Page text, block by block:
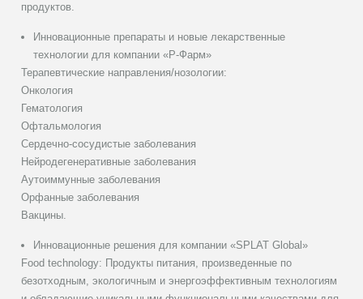
продуктов.
Инновационные препараты и новые лекарственные
технологии для компании «Р-Фарм»
Терапевтические направления/нозологии:
Онкология
Гематология
Офтальмология
Сердечно-сосудистые заболевания
Нейродегенеративные заболевания
Аутоиммунные заболевания
Орфанные заболевания
Вакцины.
Инновационные решения для компании «SPLAT Global»
Food technology: Продукты питания, произведенные по
безотходным, экологичным и энергоэффективным технологиям